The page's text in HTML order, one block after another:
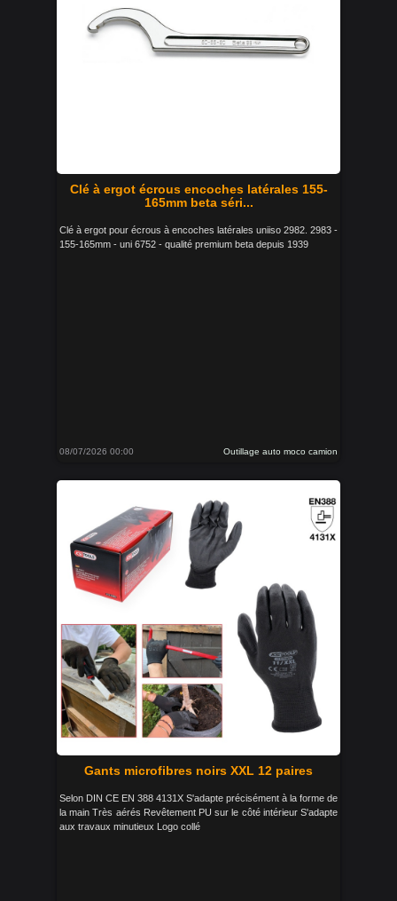
Clé à ergot écrous encoches latérales 155-
165mm beta séri...
Clé à ergot pour écrous à encoches latérales uniiso 2982. 2983 -
155-165mm - uni 6752 - qualité premium beta depuis 1939
08/07/2026 00:00 Outillage auto moco camion
Gants microfibres noirs XXL 12 paires
Selon DIN CE EN 388 4131X S'adapte précisément à la forme de
la main Très aérés Revêtement PU sur le côté intérieur S'adapte
aux travaux minutieux Logo collé